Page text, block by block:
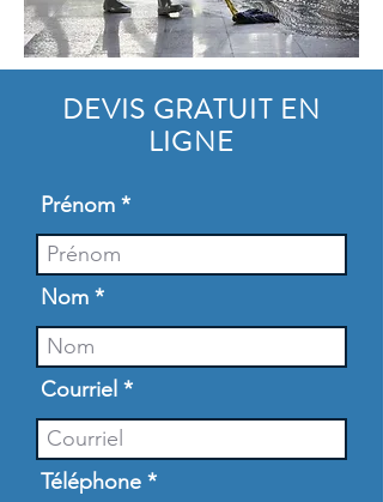
DEVIS GRATUIT EN
LIGNE
Prénom
Nom
Courriel
Téléphone